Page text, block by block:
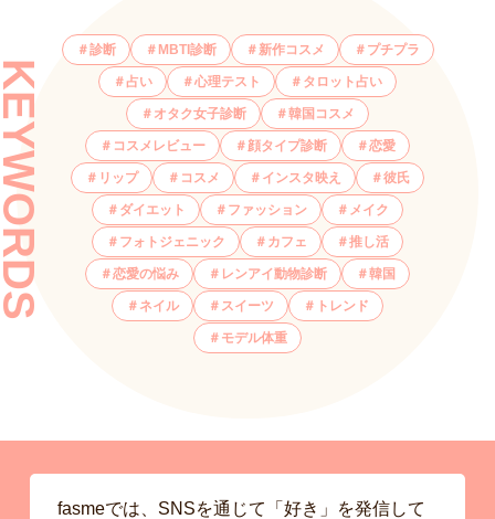
診断 MBTI診断 新作コスメ プチプラ
占い 心理テスト タロット占い
オタク女子診断 韓国コスメ
コスメレビュー 顔タイプ診断 恋愛
リップ コスメ インスタ映え 彼氏
ダイエット ファッション メイク
フォトジェニック カフェ 推し活
恋愛の悩み レンアイ動物診断 韓国
ネイル スイーツ トレンド
モデル体重
fasmeでは、SNSを通じて「好き」を発信して